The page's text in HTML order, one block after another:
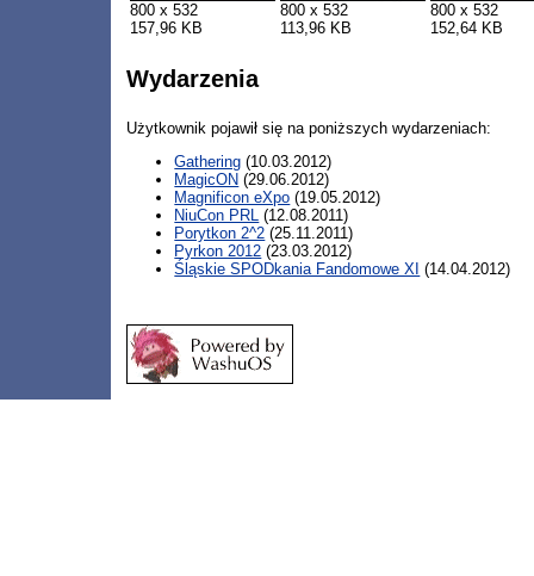
800 x 532
157,96 KB
800 x 532
113,96 KB
800 x 532
152,64 KB
Wydarzenia
Użytkownik pojawił się na poniższych wydarzeniach:
Gathering (10.03.2012)
MagicON (29.06.2012)
Magnificon eXpo (19.05.2012)
NiuCon PRL (12.08.2011)
Porytkon 2^2 (25.11.2011)
Pyrkon 2012 (23.03.2012)
Śląskie SPODkania Fandomowe XI (14.04.2012)